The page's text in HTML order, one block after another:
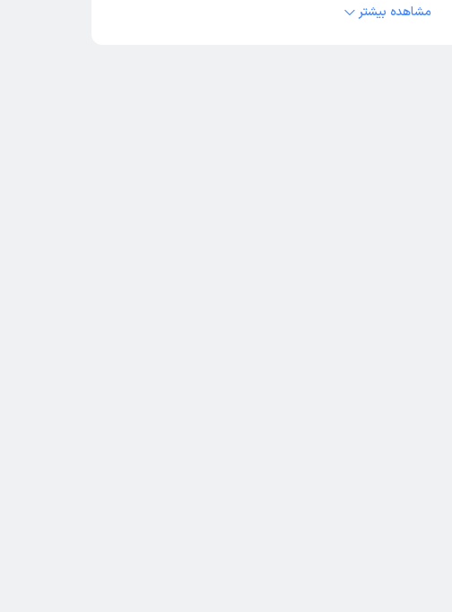
مشاهده بیشتر